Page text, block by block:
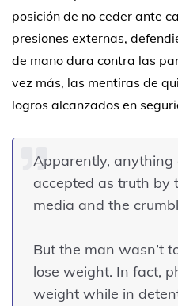
posición de no ceder ante
presiones externas,
de mano dura contra las
vez más, las mentiras de
logros alcanzados en
Apparently, anything
accepted as truth by
media and the
But the man wasn’t
lose weight. In fact,
weight while in